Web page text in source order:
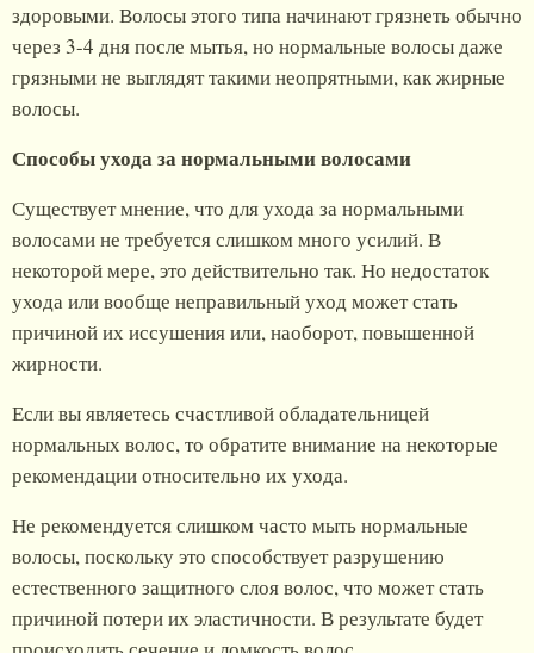
здоровыми. Волосы этого типа начинают грязнеть обычно
через 3-4 дня после мытья, но нормальные волосы даже
грязными не выглядят такими неопрятными, как жирные
волосы.
Способы ухода за нормальными волосами
Существует мнение, что для ухода за нормальными
волосами не требуется слишком много усилий. В
некоторой мере, это действительно так. Но недостаток
ухода или вообще неправильный уход может стать
причиной их иссушения или, наоборот, повышенной
жирности.
Если вы являетесь счастливой обладательницей
нормальных волос, то обратите внимание на некоторые
рекомендации относительно их ухода.
Не рекомендуется слишком часто мыть нормальные
волосы, поскольку это способствует разрушению
естественного защитного слоя волос, что может стать
причиной потери их эластичности. В результате будет